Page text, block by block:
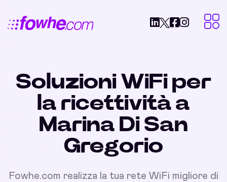
Soluzioni WiFi per
la ricettività a
Marina Di San
Gregorio
Fowhe.com realizza la tua rete WiFi migliore di